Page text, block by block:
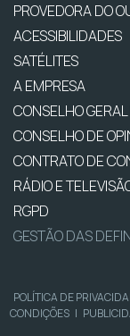
PROVEDORA DO
ACESSIBILIDADES
SATÉLITES
A EMPRESA
CONSELHO
CONSELHO DE
CONTRATO DE
RÁDIO E
RGPD
GESTÃO DAS
POLÍTICA DE
CONDIÇÕES |